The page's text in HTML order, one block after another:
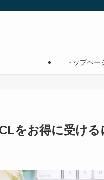
トップペー
をお得に受け